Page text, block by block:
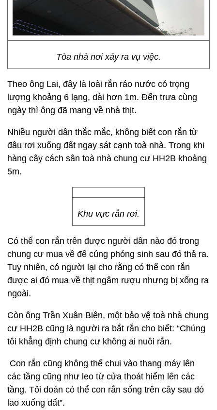
Tòa nhà nơi xảy ra vụ việc.
Theo ông Lai, đây là loài rắn ráo nước có trọng
lượng khoảng 6 lạng, dài hơn 1m. Đến trưa cùng
ngày thì ông đã mang về nhà thịt.
Nhiều người dân thắc mắc, không biết con rắn từ
đâu rơi xuống đất ngay sát cạnh toà nhà. Trong khi
hàng cây cách sân toà nhà chung cư HH2B khoảng
5m.
Khu vực rắn rơi.
Có thể con rắn trên được người dân nào đó trong
chung cư mua về để cúng phóng sinh sau đó thả ra.
Tuy nhiên, có người lại cho rằng có thể con rắn
được ai đó mua về thịt ngâm rượu nhưng bị xổng ra
ngoài.
Còn ông Trần Xuân Biên, một bảo vệ toà nhà chung
cư HH2B cũng là người ra bắt rắn cho biết: “Chúng
tôi khẳng định chung cư không ai nuôi rắn.
Con rắn cũng không thể chui vào thang máy lên
các tầng cũng như leo từ cửa thoát hiểm lên các
tầng. Tôi đoán có thể con rắn sống trên cây sau đó
lao xuống đất”.